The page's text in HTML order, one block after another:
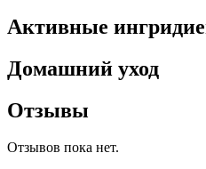
Активные
Домашний уход
Отзывы
Отзывов пока нет.